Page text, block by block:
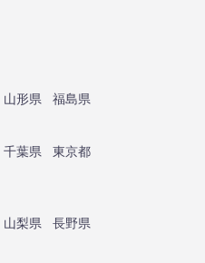
山形県
福島県
千葉県
東京都
山梨県
長野県